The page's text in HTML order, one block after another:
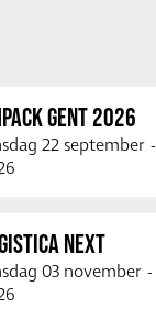
GENT 2026
22 september -
NEXT
03 november -